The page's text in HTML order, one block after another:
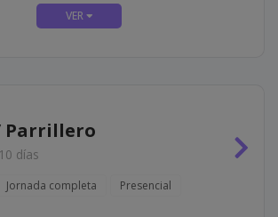
Parrillero
días
Jornada completa
Presencial